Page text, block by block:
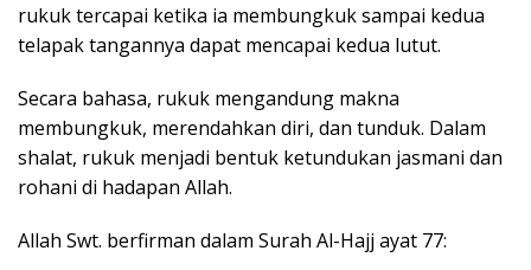
rukuk tercapai ketika ia membungkuk sampai kedua
telapak tangannya dapat mencapai kedua lutut.
Secara bahasa, rukuk mengandung makna
membungkuk, merendahkan diri, dan tunduk. Dalam
shalat, rukuk menjadi bentuk ketundukan jasmani dan
rohani di hadapan Allah.
Allah Swt. berfirman dalam Surah Al-Hajj ayat 77: